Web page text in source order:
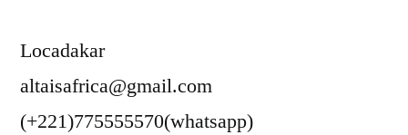
Locadakar
altaisafrica@gmail.com
(+221)775555570(whatsapp)